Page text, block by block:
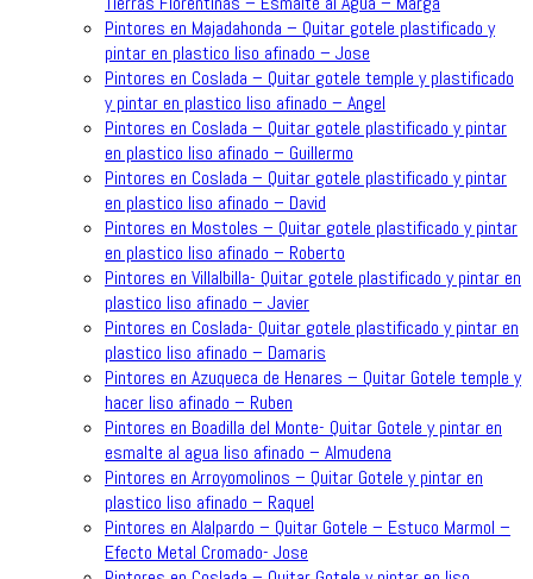
Pintores en Majadahonda – Quitar gotele plastificado y
pintar en plastico liso afinado – Jose
Pintores en Coslada – Quitar gotele temple y plastificado
y pintar en plastico liso afinado – Angel
Pintores en Coslada – Quitar gotele plastificado y pintar
en plastico liso afinado – Guillermo
Pintores en Coslada – Quitar gotele plastificado y pintar
en plastico liso afinado – David
Pintores en Mostoles – Quitar gotele plastificado y pintar
en plastico liso afinado – Roberto
Pintores en Villalbilla- Quitar gotele plastificado y pintar en
plastico liso afinado – Javier
Pintores en Coslada- Quitar gotele plastificado y pintar en
plastico liso afinado – Damaris
Pintores en Azuqueca de Henares – Quitar Gotele temple y
hacer liso afinado – Ruben
Pintores en Boadilla del Monte- Quitar Gotele y pintar en
esmalte al agua liso afinado – Almudena
Pintores en Arroyomolinos – Quitar Gotele y pintar en
plastico liso afinado – Raquel
Pintores en Alalpardo – Quitar Gotele – Estuco Marmol –
Efecto Metal Cromado- Jose